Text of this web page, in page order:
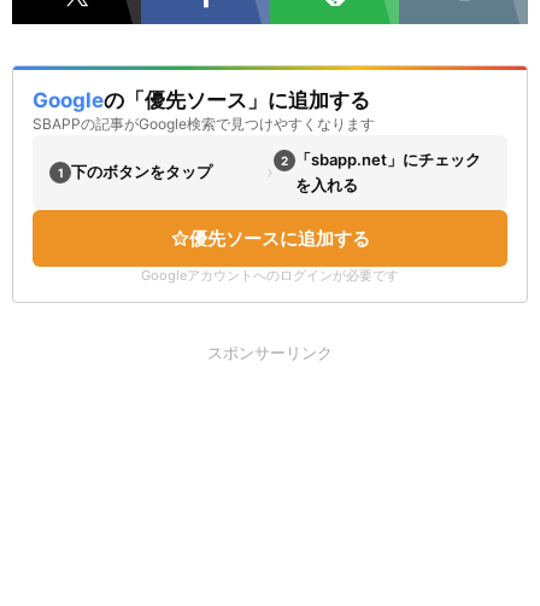
Googleの「優先ソース」に追加する
SBAPPの記事がGoogle検索で見つけやすくなります
1 下のボタンをタップ › 2
「sbapp.net」にチェック
を入れる
優先ソースに追加する
Googleアカウントへのログインが必要です
スポンサーリンク